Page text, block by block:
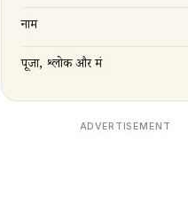
नाम
पूजा, श्लोक और मंत्र
ADVERTISEMENT